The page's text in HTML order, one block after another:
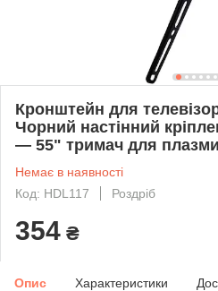
Кронштейн для
Чорний настінний
— 55" тримач для плазми
Немає в наявності
Код: HDL117
Роздріб
354 ₴
Опис Характеристики